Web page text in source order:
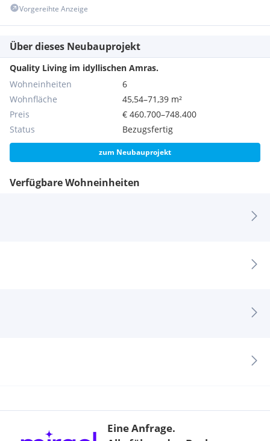
Vorgereihte Anzeige
Verfügbare Wohneinheiten
Über dieses Neubauprojekt
Quality Living im idyllischen Amras.
Wohneinheiten
6
Wohnfläche
45,54–71,39 m²
Preis
€ 460.700–748.400
Status
Bezugsfertig
zum Neubauprojekt
Eine Anfrage.